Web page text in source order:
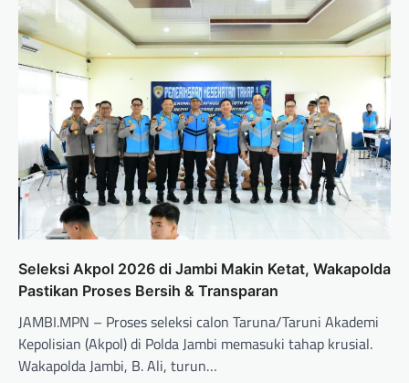
Seleksi Akpol 2026 di Jambi Makin Ketat, Wakapolda
Pastikan Proses Bersih & Transparan
JAMBI.MPN – Proses seleksi calon Taruna/Taruni Akademi
Kepolisian (Akpol) di Polda Jambi memasuki tahap krusial.
Wakapolda Jambi, B. Ali, turun…